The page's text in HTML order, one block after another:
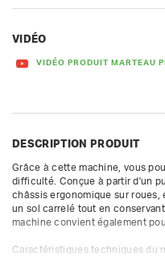
VIDÉO
VIDÉO PRODUIT MARTEAU
DESCRIPTION PRODUIT
Grâce à cette machine, vous
difficulté. Conçue à partir d'un
châssis ergonomique sur
un sol carrelé tout en
machine convient également
Caractéristiques techniques du